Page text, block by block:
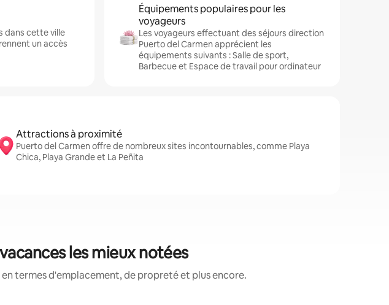
dans cette ville
un accès
Équipements populaires pour les
voyageurs
Les voyageurs effectuant des séjours direction
Puerto del Carmen apprécient les
équipements suivants : Salle de sport,
Barbecue et Espace de travail pour ordinateur
Attractions à proximité
Puerto del Carmen offre de nombreux sites incontournables, comme Playa
Chica, Playa Grande et La Peñita
les mieux notées
termes d'emplacement, de propreté et plus encore.